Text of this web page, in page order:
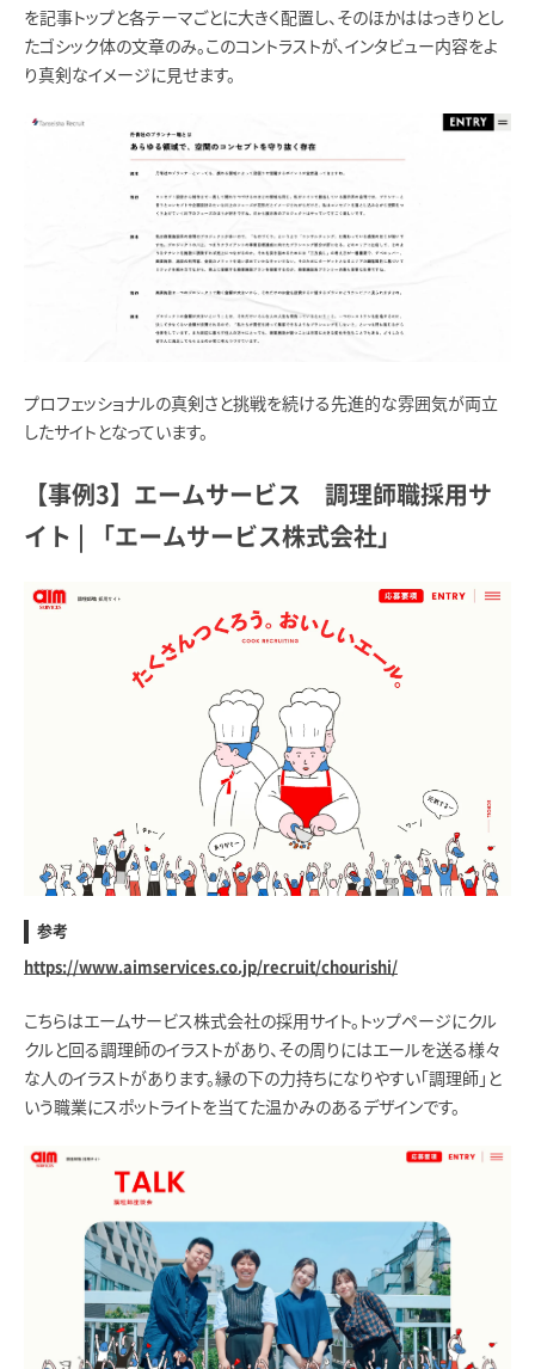
を記事トップと各テーマごとに大きく配置し、そのほかははっきりとし
たゴシック体の文章のみ。このコントラストが、インタビュー内容をよ
り真剣なイメージに見せます。
プロフェッショナルの真剣さと挑戦を続ける先進的な雰囲気が両立
したサイトとなっています。
【事例3】エームサービス 調理師職採用サ
イト | 「エームサービス株式会社」
参考
https://www.aimservices.co.jp/recruit/chourishi/
こちらはエームサービス株式会社の採用サイト。トップページにクル
クルと回る調理師のイラストがあり、その周りにはエールを送る様々
な人のイラストがあります。縁の下の力持ちになりやすい「調理師」と
いう職業にスポットライトを当てた温かみのあるデザインです。